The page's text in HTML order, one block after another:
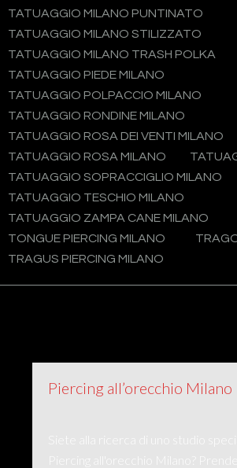
TATUAGGIO MILANO PUNTINATO
TATUAGGIO MILANO STILIZZATO
TATUAGGIO MILANO TRASH POLKA
TATUAGGIO PIEDE MILANO
TATUAGGIO POLPACCIO MILANO
TATUAGGIO RONDINE MILANO
TATUAGGIO ROSA DEI VENTI MILANO
TATUAGGIO ROSA MILANO
TATUAGGIO SOPRACCIGLIO MILANO
TATUAGGIO TESCHIO MILANO
TATUAGGIO ZAMPA CANE MILANO
TONGUE PIERCING MILANO
TRAGUS PIERCING MILANO
Piercing all’orecchio Milano
Piercing all'orecchio Milano?